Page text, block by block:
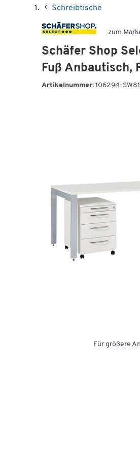
Schreibtische
zum
Schäfer Shop
Fuß Anbautisch,
Artikelnummer: 106294-SW81
Für größere